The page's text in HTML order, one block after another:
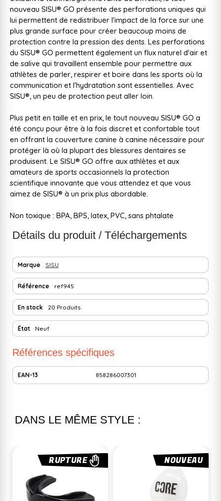
nouveau SISU® GO présente des perforations uniques qui
lui permettent de redistribuer l'impact de la force sur une
plus grande surface pour créer beaucoup moins de
protection contre la pression des dents. Les perforations
du SISU® GO permettent également un flux naturel d'air et
de salive qui travaillent ensemble pour permettre aux
athlètes de parler, respirer et boire dans les sports où la
communication et l'hydratation sont essentielles. Avec
SISU®, un peu de protection peut aller loin.
Plus petit en taille et en prix, le tout nouveau SISU® GO a
été conçu pour être à la fois discret et confortable tout
en offrant la couverture canine à canine nécessaire pour
protéger là où la plupart des blessures dentaires se
produisent. Le SISU® GO offre aux athlètes et aux
amateurs de sports occasionnels la protection
scientifique innovante que vous attendez et que vous
aimez de SISU® à un prix plus abordable.
Non toxique : BPA, BPS, latex, PVC, sans phtalate
Détails du produit / Téléchargements
Marque SISU
Référence ref945
En stock 20 Produits
État Neuf
Références spécifiques
EAN-13 858286007301
DANS LE MÊME STYLE :
NOUVEAU